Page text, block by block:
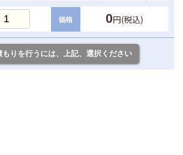
価格 0円(税込)